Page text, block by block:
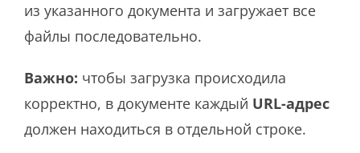
из указанного документа и загружает все
файлы последовательно.
Важно: чтобы загрузка происходила
корректно, в документе каждый URL-адрес
должен находиться в отдельной строке.